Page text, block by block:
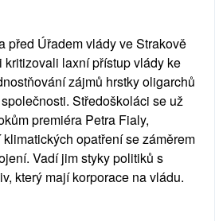
před Úřadem vlády ve Strakově
kritizovali laxní přístup vlády ke
zájmů hrstky oligarchů
Středoškoláci se už
premiéra Petra Fialy,
opatření se záměrem
Vadí jim styky politiků s
který mají korporace na vládu.